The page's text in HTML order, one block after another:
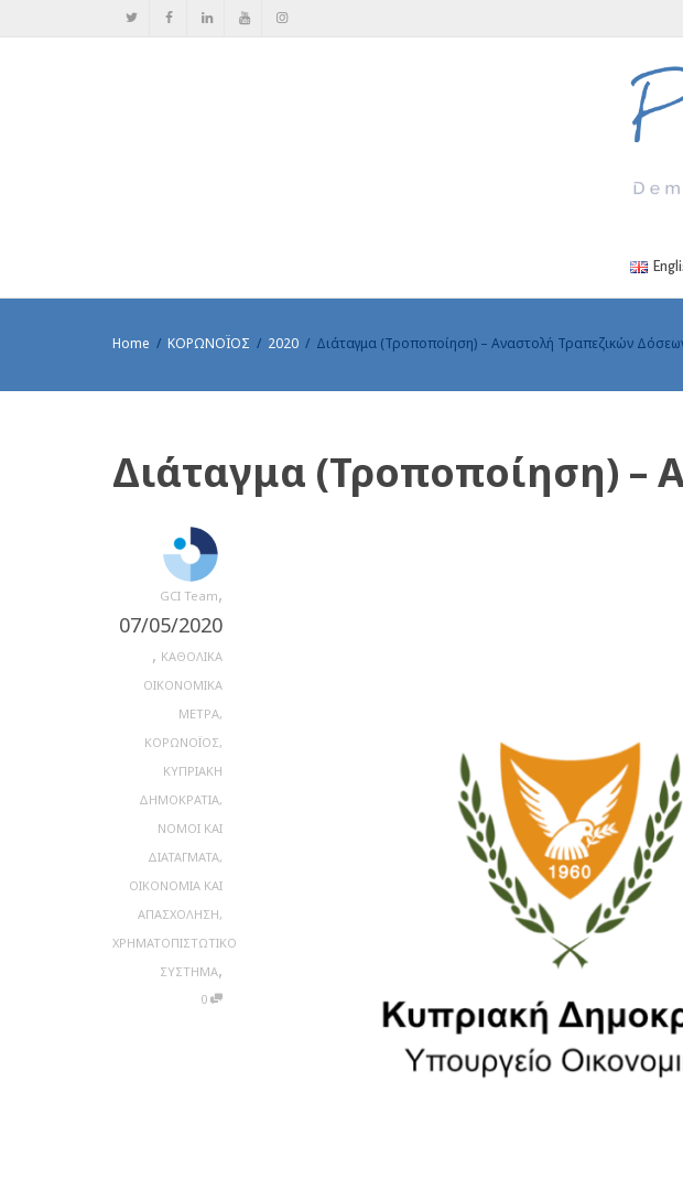
Home ΚΟΡΩΝΟΪΟΣ 2020 Διάταγμα (Τροποποίηση) – Αναστολή Τραπεζικών
Διάταγμα (Τροποποίηση) –
GCI Team,
07/05/2020
, ΚΑΘΟΛΙΚΑ
ΟΙΚΟΝΟΜΙΚΑ
ΜΕΤΡΑ,
ΚΟΡΩΝΟΪΟΣ,
ΚΥΠΡΙΑΚΗ
ΔΗΜΟΚΡΑΤΙΑ,
ΝΟΜΟΙ ΚΑΙ
ΔΙΑΤΑΓΜΑΤΑ,
ΟΙΚΟΝΟΜΙΑ ΚΑΙ
ΑΠΑΣΧΟΛΗΣΗ,
ΧΡΗΜΑΤΟΠΙΣΤΩΤΙΚΟ
ΣΥΣΤΗΜΑ,
0